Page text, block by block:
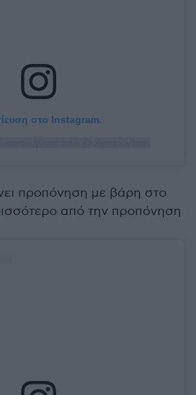
στο Instagram.
προπόνηση με βάρη στο
από την προπόνηση